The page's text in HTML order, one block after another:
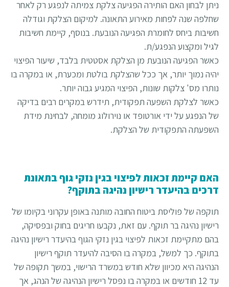
ניתן לבחון האם הותירה הפגיעה צלקת צמיתה לנפגע רק לאחר
שחלפה שנה לפחות מאירוע התאונה. למיקום הצלקת וגודלה
חשיבות ביחס לחומרת הפגיעה הנובעת. בנוסף, קיימת חשיבות
לגיל ומקצוע הנפגע/ת.
כאשר הפגיעה הנובעת מן הצלקת אסטטית בלבד, שיעור הפיצוי
יהיה נמוך יותר, אך ככל שהצלקת בולטת ומכערת, או במקרה בו
נותרו מס' צלקות שונות, הפיצוי המגיע גבוה יותר.
כאשר לצלקת השפעה תפקודית, תידרש במקרים רבים בדיקה
של הנפגע על ידי אורטופד או נוירולוג מומחה, לבחינת מידת
השפעתה התפקודית של הצלקת.
האם קיימת זכאות לפיצוי בגין נזקי גוף בתאונת
דרכים בהיעדר רישיון נהיגה בתוקף?
תוקפה של פוליסת ביטוח החובה מותנה באופן עקרוני בקיומו של
רישיון נהיגה בר תוקף. עם זאת, נקבעו חריגים בחוק ובפסיקה,
בהם מתקיימת זכאות לפיצוי בגין נזקי הגוף בהיעדר רישיון נהיגה
בתוקף. כך למשל, במקרה בו הסיבה להיעדר תוקף רישיון
הנהיגה היא מכיוון שלא חודש במשרד הרישוי, במשך תקופה של
עד 12 חודשים או במקרה בו נפסל רישיון הנהיגה של הנהג, אך